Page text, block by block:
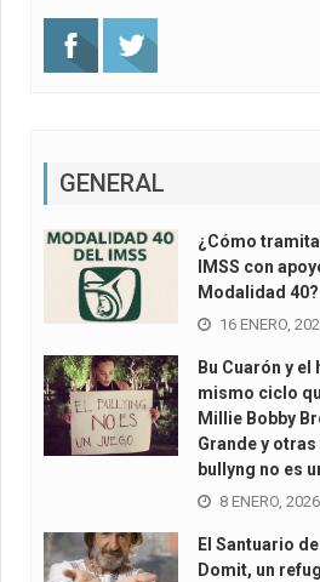
GENERAL
¿Cómo
IMSS con
Modalidad 40?
16 ENERO,
Bu Cuarón y el
mismo ciclo
Millie Bobby
Grande y
bullyng no es
8 ENERO, 2026
El Santuario
Domit, un